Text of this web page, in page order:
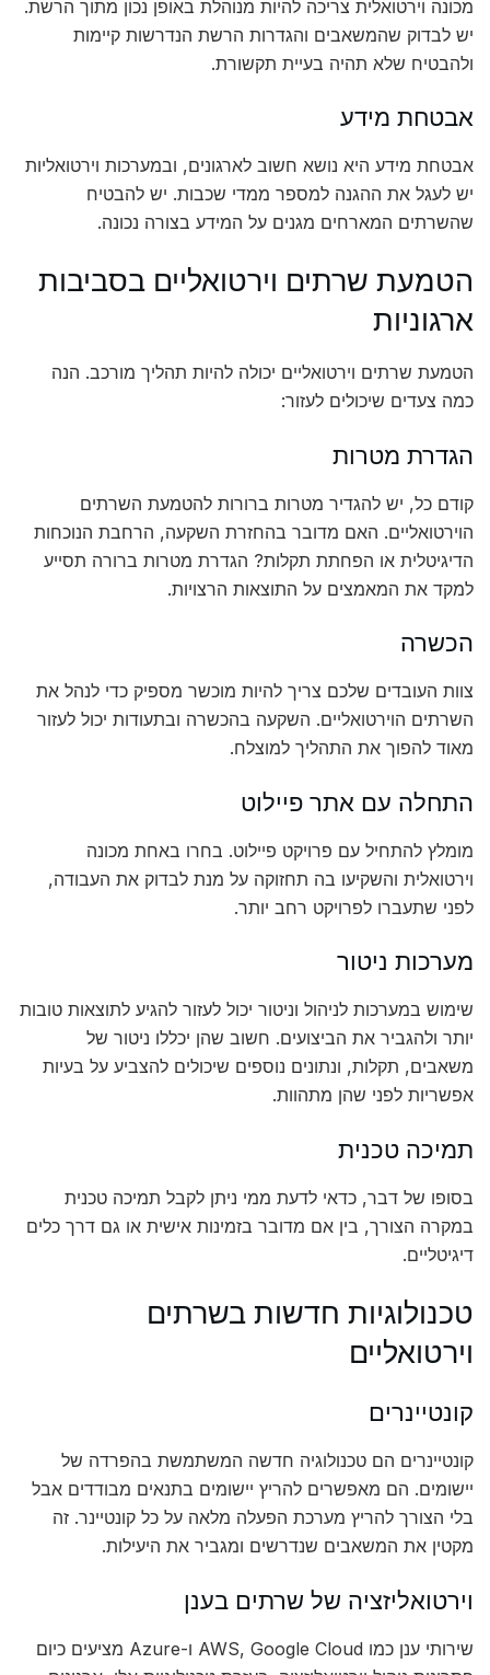
מכונה וירטואלית צריכה להיות מנוהלת באופן נכון מתוך הרשת.
יש לבדוק שהמשאבים והגדרות הרשת הנדרשות קיימות
ולהבטיח שלא תהיה בעיית תקשורת.
אבטחת מידע
אבטחת מידע היא נושא חשוב לארגונים, ובמערכות וירטואליות
יש לעגל את ההגנה למספר ממדי שכבות. יש להבטיח
שהשרתים המארחים מגנים על המידע בצורה נכונה.
הטמעת שרתים וירטואליים בסביבות
ארגוניות
הטמעת שרתים וירטואליים יכולה להיות תהליך מורכב. הנה
כמה צעדים שיכולים לעזור:
הגדרת מטרות
קודם כל, יש להגדיר מטרות ברורות להטמעת השרתים
הוירטואליים. האם מדובר בהחזרת השקעה, הרחבת הנוכחות
הדיגיטלית או הפחתת תקלות? הגדרת מטרות ברורה תסייע
למקד את המאמצים על התוצאות הרצויות.
הכשרה
צוות העובדים שלכם צריך להיות מוכשר מספיק כדי לנהל את
השרתים הוירטואליים. השקעה בהכשרה ובתעודות יכול לעזור
מאוד להפוך את התהליך למוצלח.
התחלה עם אתר פיילוט
מומלץ להתחיל עם פרויקט פיילוט. בחרו באחת מכונה
וירטואלית והשקיעו בה תחזוקה על מנת לבדוק את העבודה,
לפני שתעברו לפרויקט רחב יותר.
מערכות ניטור
שימוש במערכות לניהול וניטור יכול לעזור להגיע לתוצאות טובות
יותר ולהגביר את הביצועים. חשוב שהן יכללו ניטור של
משאבים, תקלות, ונתונים נוספים שיכולים להצביע על בעיות
אפשריות לפני שהן מתהוות.
תמיכה טכנית
בסופו של דבר, כדאי לדעת ממי ניתן לקבל תמיכה טכנית
במקרה הצורך, בין אם מדובר בזמינות אישית או גם דרך כלים
דיגיטליים.
טכנולוגיות חדשות בשרתים
וירטואליים
קונטיינרים
קונטיינרים הם טכנולוגיה חדשה המשתמשת בהפרדה של
יישומים. הם מאפשרים להריץ יישומים בתנאים מבודדים אבל
בלי הצורך להריץ מערכת הפעלה מלאה על כל קונטיינר. זה
מקטין את המשאבים שנדרשים ומגביר את היעילות.
וירטואליזציה של שרתים בענן
שירותי ענן כמו AWS, Google Cloud ו-Azure מציעים כיום